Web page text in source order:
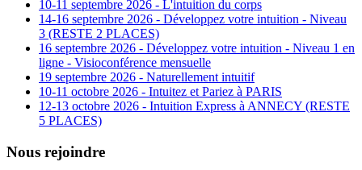
10-11 septembre 2026 - L'intuition du corps
14-16 septembre 2026 - Développez votre intuition - Niveau
3 (RESTE 2 PLACES)
16 septembre 2026 - Développez votre intuition - Niveau 1 en
ligne - Visioconférence mensuelle
19 septembre 2026 - Naturellement intuitif
10-11 octobre 2026 - Intuitez et Pariez à PARIS
12-13 octobre 2026 - Intuition Express à ANNECY (RESTE
5 PLACES)
Nous rejoindre